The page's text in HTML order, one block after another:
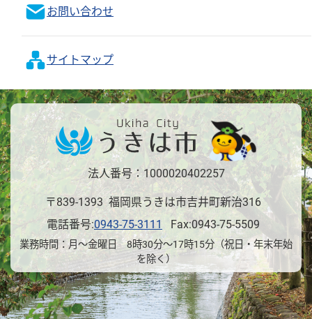
お問い合わせ
サイトマップ
法人番号：1000020402257
〒839-1393 福岡県うきは市吉井町新治316
電話番号:0943-75-3111 Fax:0943-75-5509
業務時間：月～金曜日 8時30分～17時15分（祝日・年末年始
を除く）